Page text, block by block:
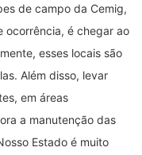
de campo da Cemig,
ocorrência, é chegar ao
esses locais são
Além disso, levar
em áreas
a manutenção das
Estado é muito